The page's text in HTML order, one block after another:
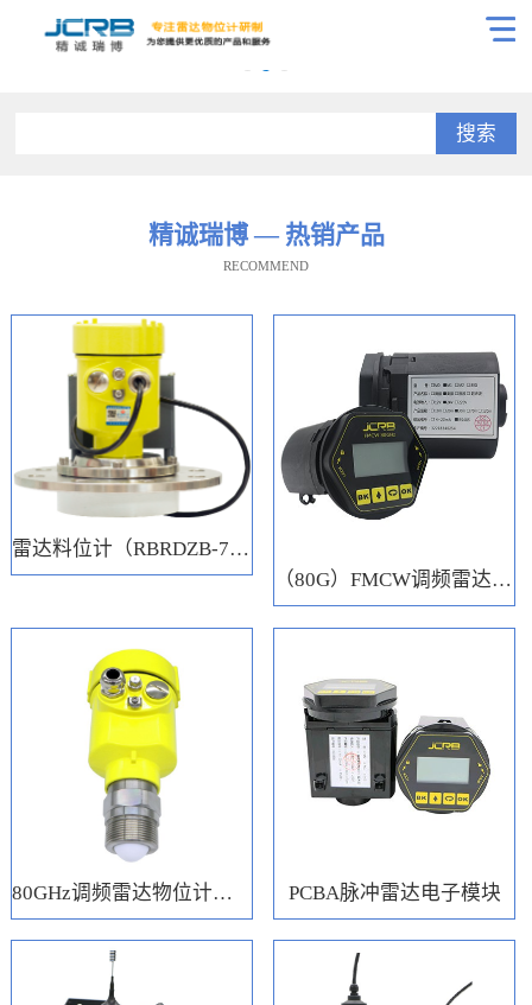
搜索
精诚瑞博 — 热销产品
RECOMMEND
雷达料位计（RBRDZB-71-6-C）
（80G）FMCW调频雷达电子模块
80GHz调频雷达物位计（RBRD71） PCBA脉冲雷达电子模块